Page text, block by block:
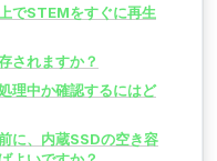
でSTEMをすぐに再生
されますか？
理中か確認するにはど
に、内蔵SSDの空き容